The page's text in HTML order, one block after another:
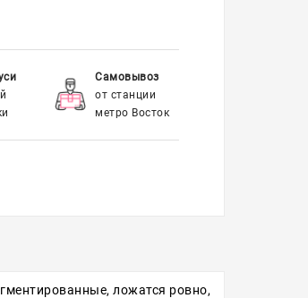
Самовывоз
от станции
метро Восток
ложатся ровно,